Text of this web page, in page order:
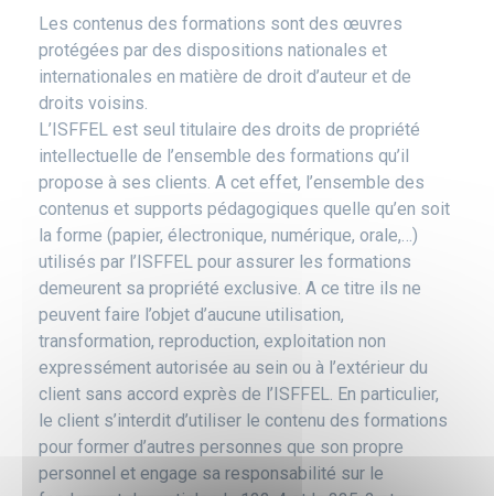
Les contenus des formations sont des œuvres
protégées par des dispositions nationales et
internationales en matière de droit d’auteur et de
droits voisins.
L’ISFFEL est seul titulaire des droits de propriété
intellectuelle de l’ensemble des formations qu’il
propose à ses clients. A cet effet, l’ensemble des
contenus et supports pédagogiques quelle qu’en soit
la forme (papier, électronique, numérique, orale,…)
utilisés par l’ISFFEL pour assurer les formations
demeurent sa propriété exclusive. A ce titre ils ne
peuvent faire l’objet d’aucune utilisation,
transformation, reproduction, exploitation non
expressément autorisée au sein ou à l’extérieur du
client sans accord exprès de l’ISFFEL. En particulier,
le client s’interdit d’utiliser le contenu des formations
pour former d’autres personnes que son propre
personnel et engage sa responsabilité sur le